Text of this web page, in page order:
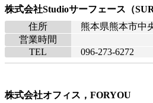
株式会社Studioサーフェース（
住所
熊本県熊本市中
営業時間
TEL
096-273-6272
株式会社オフィス，FORYOU